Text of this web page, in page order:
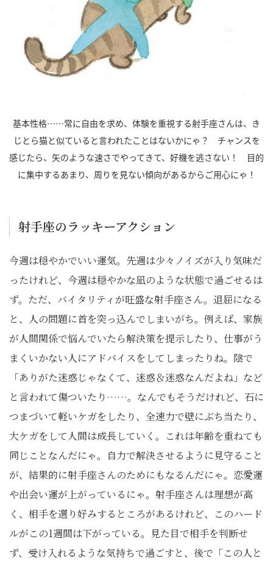
基本性格……常に自由を求め、体験を重視する射手座さんは、き
じとら猫と似ていると言われたことはないかにゃ？ チャンスを
感じたら、矢のような速さでやってきて、好機を逃さない！ 目的
に集中するあまり、周りを見ない傾向があるからご用心にゃ！
射手座のラッキーアクション
今週は穏やかでいい運気。先週は少々ノイズが入り気味だ
ったけれど、今週は穏やかな凪のような状態で過ごせるは
ず。ただ、バイタリティが旺盛な射手座さん。退屈になる
と、人の問題に首を突っ込んでしまいがち。例えば、家族
が人間関係で悩んでいたら解決策を提示したり、仕事がう
まくいかない人にアドバイスをしてしまったりね。陰で
「ありがた迷惑じゃなくて、迷惑＆迷惑なんだよね」など
と言われて傷ついたり……。なんでもそうだけれど、石に
つまづいて軽いケガをしたり、全速力で壁にぶち当たり、
大ケガをして人間は成長していく。これは年齢を重ねても
同じことなんだにゃ。自力で解決させるように見守ること
が、結果的に射手座さんのためにもなるんだにゃ。恋愛運
や出会い運が上がっているにゃ。射手座さんは理想が高
く、相手を選り好みするところがあるけれど、このハード
ルがこの1週間は下がっている。見た目で相手を判断せ
ず、受け入れるような気持ちで過ごすと、後で「この人と